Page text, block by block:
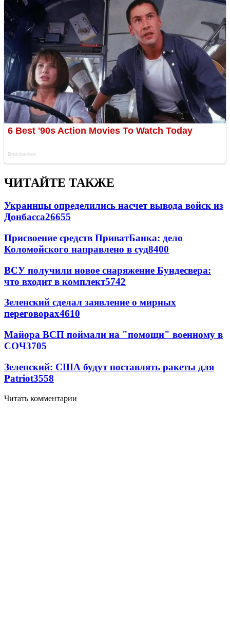
ЧИТАЙТЕ ТАКЖЕ
Украинцы определились насчет вывода войск из
Донбасса26655
Присвоение средств ПриватБанка: дело
Коломойского направлено в суд8400
ВСУ получили новое снаряжение Бундесвера:
что входит в комплект5742
Зеленский сделал заявление о мирных
переговорах4610
Майора ВСП поймали на "помощи" военному в
СОЧ3705
Зеленский: США будут поставлять ракеты для
Patriot3558
Читать комментарии